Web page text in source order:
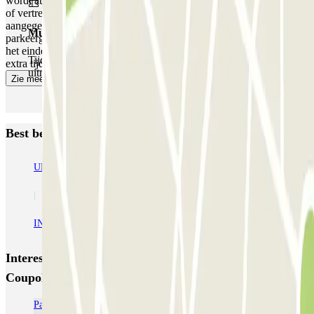
of vertrekt, voor of na de uren die in uw reservering zijn
aangegeven), afhankelijk van de lokale tarieven die de
parkeergarage op dat moment beheert. In dat geval ontvangt u aan
het einde van uw reservering de kwitantie die overeenkomt met deze
extra tijd.
Zie meer
Multipass
Tijdens je verblijf kun je de parkeerplaats zo vaak in- en
uitrijden als je wilt.
Best beoordeelde parkeergarages in Courbevoie
URBIS PARK Jacques Cartier (INDIGO) - La Défense - Courbevoie
INDIGO Centre - Grande Arche
Interessante plaatsen en evenementen dichtbij INDIGO
Coupole Regnault
Parkeer in de buurt van de Paris La Défense Arena (Plenitude